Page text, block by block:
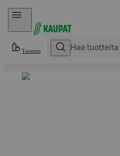
Hyppää sisältöön
Tuotteet